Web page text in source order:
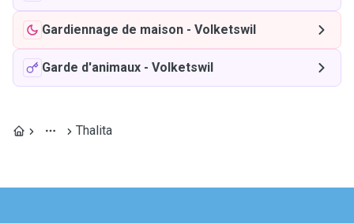
Gardiennage de maison - Volketswil
Garde d'animaux - Volketswil
Thalita